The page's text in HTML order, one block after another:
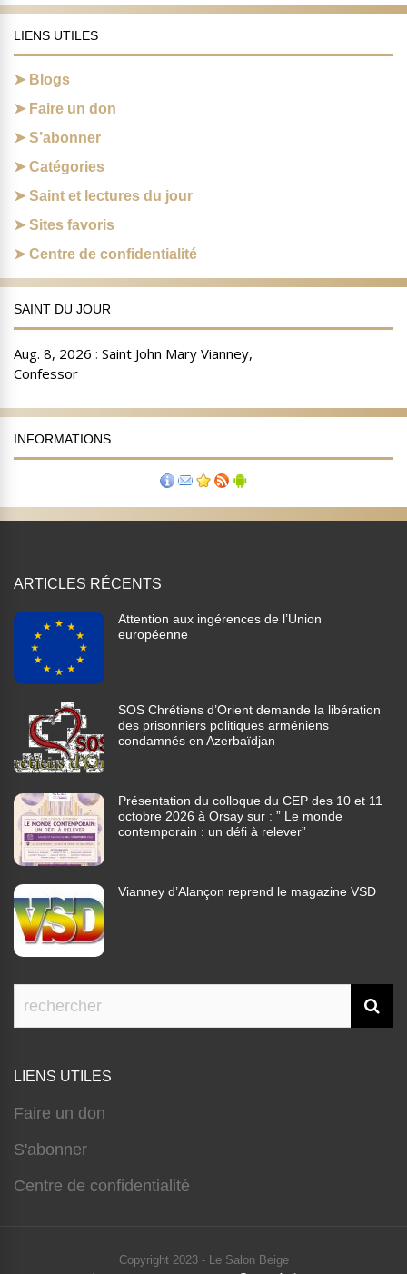
LIENS UTILES
Blogs
Faire un don
S’abonner
Catégories
Saint et lectures du jour
Sites favoris
Centre de confidentialité
SAINT DU JOUR
INFORMATIONS
ARTICLES RÉCENTS
Attention aux ingérences de l’Union
européenne
SOS Chrétiens d’Orient demande la libération
des prisonniers politiques arméniens
condamnés en Azerbaïdjan
Présentation du colloque du CEP des 10 et 11
octobre 2026 à Orsay sur : ” Le monde
contemporain : un défi à relever”
Vianney d’Alançon reprend le magazine VSD
LIENS UTILES
Faire un don
S'abonner
Centre de confidentialité
Copyright 2023 - Le Salon Beige